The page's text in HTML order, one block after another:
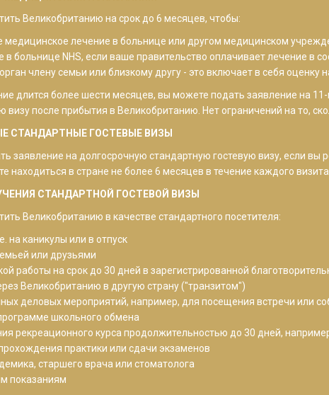
Великобританию на срок до 6 месяцев, чтобы:
медицинское лечение в больнице или другом медицинском
в больнице NHS, если ваше правительство оплачивает лечение в
члену семьи или близкому другу - это включает в себя оценку
длится более шести месяцев, вы можете подать заявление на
визу после прибытия в Великобританию. Нет ограничений на то,
СТАНДАРТНЫЕ ГОСТЕВЫЕ ВИЗЫ
заявление на долгосрочную стандартную гостевую визу, если
находиться в стране не более 6 месяцев в течение каждого визита.
СТАНДАРТНОЙ ГОСТЕВОЙ ВИЗЫ
Великобританию в качестве стандартного посетителя:
на каникулы или в отпуск
или друзьями
работы на срок до 30 дней в зарегистрированной
Великобританию в другую страну ("транзитом")
деловых мероприятий, например, для посещения встречи или
школьного обмена
рекреационного курса продолжительностью до 30 дней,
практики или сдачи экзаменов
старшего врача или стоматолога
показаниям